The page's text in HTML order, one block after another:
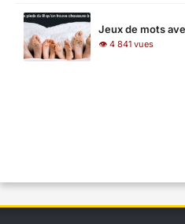
Jeux de mots
👁 4 841 vues